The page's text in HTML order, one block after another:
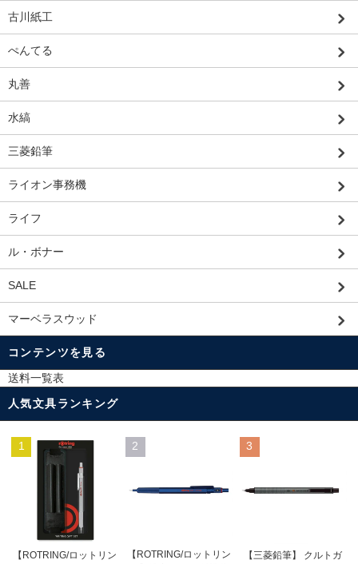
古川紙工
ぺんてる
丸善
水縞
三菱鉛筆
ライオン事務機
ライフ
ル・ボナー
SALE
マーベラスウッド
コンテンツを見る
送料一覧表
人気文具ランキング
1
【ROTRING/ロットリン
2
【ROTRING/ロットリン
3
【三菱鉛筆】 クルトガ